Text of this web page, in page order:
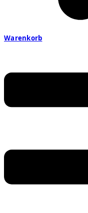
Warenkorb